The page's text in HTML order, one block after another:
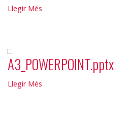
Anunci
Llegir Més
A3_POWERPOINT.pptx
A3_POWERPOINT.pptx
Llegir Més